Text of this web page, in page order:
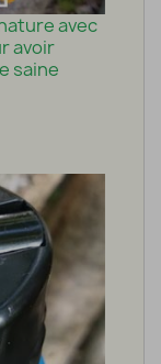
avec
avoir
saine